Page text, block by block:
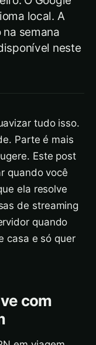
local. A
semana
neste
tudo isso.
Parte é mais
Este post
quando você
ela resolve
de streaming
quando
casa e só quer
com